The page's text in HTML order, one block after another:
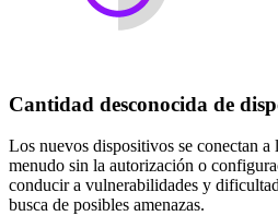
Cantidad desconocida de
Los nuevos dispositivos se conectan
menudo sin la autorización o
conducir a vulnerabilidades y
busca de posibles amenazas.